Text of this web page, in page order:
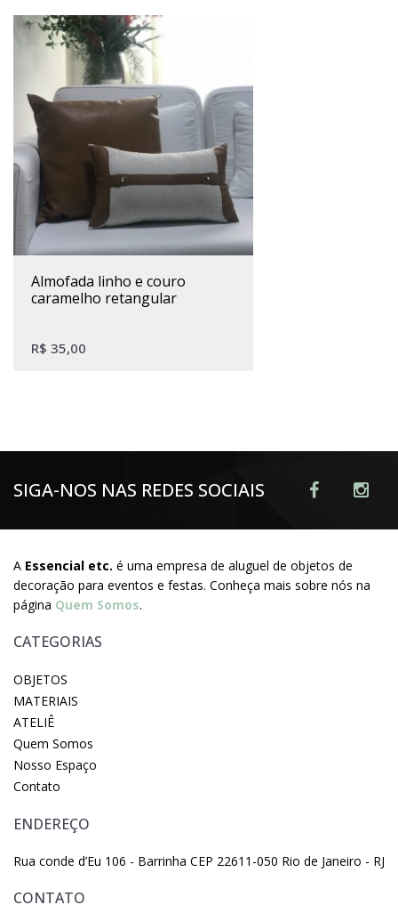
almofada linho e couro
caramelho retangular
R$ 35,00
SIGA-NOS NAS REDES SOCIAIS
A Essencial etc. é uma empresa de aluguel de objetos de
decoração para eventos e festas. Conheça mais sobre nós na
página Quem Somos.
CATEGORIAS
OBJETOS
MATERIAIS
ATELIÊ
Quem Somos
Nosso Espaço
Contato
ENDEREÇO
Rua conde d’Eu 106 - Barrinha CEP 22611-050 Rio de Janeiro - RJ
CONTATO